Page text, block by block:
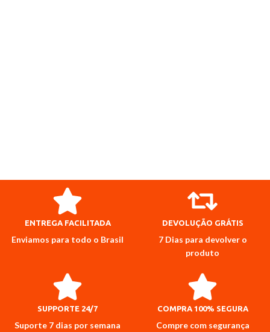
ENTREGA FACILITADA
Enviamos para todo o Brasil
DEVOLUÇÃO GRÁTIS
7 Dias para devolver o
produto
SUPPORTE 24/7
Suporte 7 dias por semana
COMPRA 100% SEGURA
Compre com segurança